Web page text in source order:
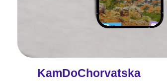
KamDoChorvatska